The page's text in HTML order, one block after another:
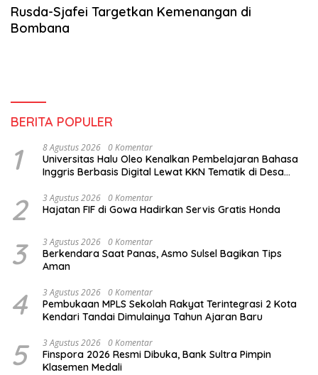
Rusda-Sjafei Targetkan Kemenangan di
Bombana
BERITA POPULER
1 8 Agustus 2026 0 Komentar
Universitas Halu Oleo Kenalkan Pembelajaran Bahasa
Inggris Berbasis Digital Lewat KKN Tematik di Desa
2 3 Agustus 2026 0 Komentar
Hajatan FIF di Gowa Hadirkan Servis Gratis Honda
3 3 Agustus 2026 0 Komentar
Berkendara Saat Panas, Asmo Sulsel Bagikan Tips
Aman
4 3 Agustus 2026 0 Komentar
Pembukaan MPLS Sekolah Rakyat Terintegrasi 2 Kota
Kendari Tandai Dimulainya Tahun Ajaran Baru
5 3 Agustus 2026 0 Komentar
Finspora 2026 Resmi Dibuka, Bank Sultra Pimpin
Klasemen Medali